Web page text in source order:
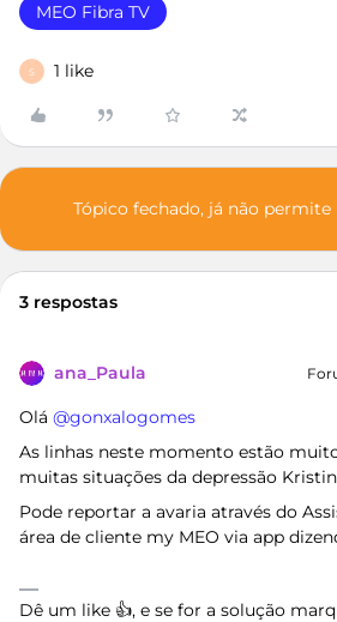
MEO Fibra TV
S 1 like
Tópico fechado, já não permite
3 respostas
ana_Paula
Olá ​ @gonxalogomes
As linhas neste momento estão
muitas situações da depressão
Pode reportar a avaria através do
área de cliente my MEO via app
Dê um like 👍, e se for a solução